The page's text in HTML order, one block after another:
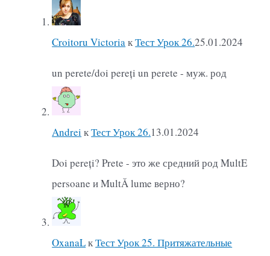
Croitoru VictoriaкТест Урок 26.25.01.2024
un perete/doi pereți un perete - муж. род
Andrei кТест Урок 26.13.01.2024
Doi pereți? Prete - это же средний род MultE
persoane и MultĂ lume верно?
OxanaLкТест Урок 25. Притяжательные